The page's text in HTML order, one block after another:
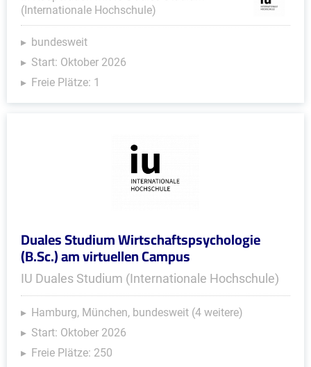
(Internationale Hochschule)
bundesweit
Start: Oktober 2026
Freie Plätze: 1
Duales Studium Wirtschaftspsychologie
(B.Sc.) am virtuellen Campus
IU Duales Studium (Internationale Hochschule)
Hamburg, München, bundesweit (4 weitere)
Start: Oktober 2026
Freie Plätze: 250